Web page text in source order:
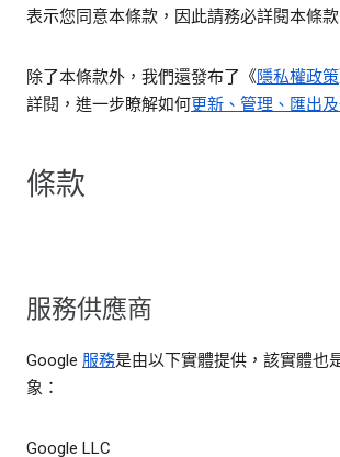
表示您同意本條款，因此請務必詳閱本條款
除了本條款外，我們還發布了《隱私權政策
詳閱，進一步瞭解如何更新、管理、匯出
條款
服務供應商
Google 服務是由以下實體提供，該實體也
象：
Google LLC